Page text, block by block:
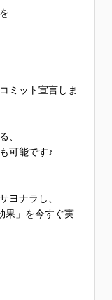
ミット宣言しま
、
可能です♪
ヨナラし、
果」を今すぐ実